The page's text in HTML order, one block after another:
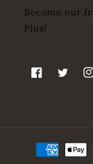
Become our
Plus!
FacebookTwitter
決
済